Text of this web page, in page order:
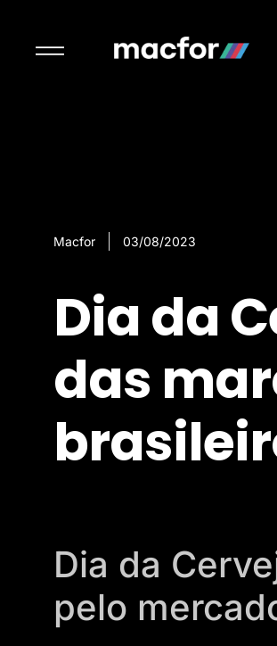
Macfor 03/08/2023
Dia da
das
Dia da
pelo